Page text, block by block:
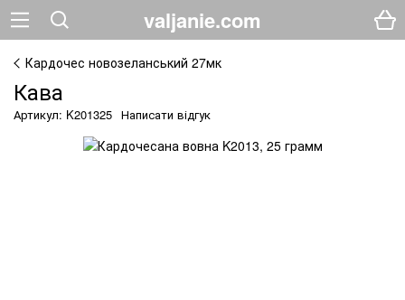
valjanie.com
Кардочес новозеланський 27мк
Кава
Артикул: K201325 Написати відгук